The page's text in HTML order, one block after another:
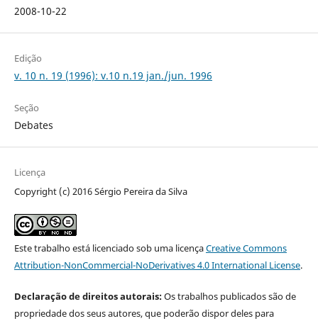
2008-10-22
Edição
v. 10 n. 19 (1996): v.10 n.19 jan./jun. 1996
Seção
Debates
Licença
Copyright (c) 2016 Sérgio Pereira da Silva
Este trabalho está licenciado sob uma licençaCreative Commons
Attribution-NonCommercial-NoDerivatives 4.0 International License.
Declaração de direitos autorais:Os trabalhos publicados são de
propriedade dos seus autores, que poderão dispor deles para